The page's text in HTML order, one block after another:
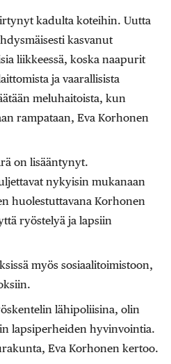
kadulta koteihin. Uutta
kasvanut
liikkeessä, koska naapurit
ja vaarallisista
meluhaitoista, kun
rampataan, Eva Korhonen
on lisääntynyt.
nykyisin mukanaan
huolestuttavana Korhonen
ryöstelyä ja lapsiin
myös sosiaalitoimistoon,
lähipoliisina, olin
lapsiperheiden hyvinvointia.
Eva Korhonen kertoo.